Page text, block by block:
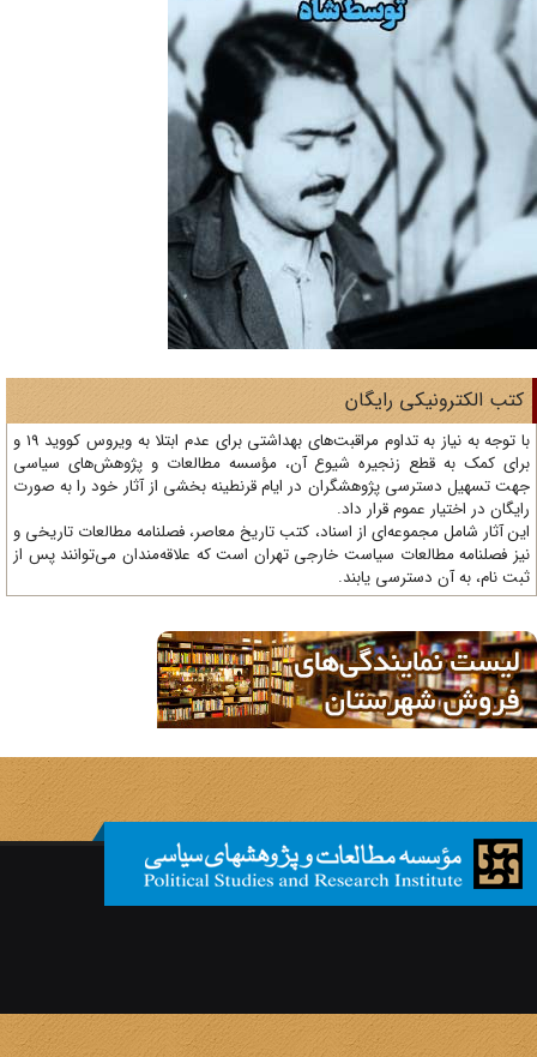
الکترونیکی رایگان
با توجه به نیاز به تداوم مراقبت‌های بهداشتی برای عدم ابتلا به ویروس کووید 19 و
کمک به قطع زنجیره شیوع آن، مؤسسه مطالعات و پژوهش‌های سیاسی
تسهیل دسترسی پژوهشگران در ایام قرنطینه بخشی از آثار خود را به صورت
در اختیار عموم قرار داد.
آثار شامل مجموعه‌ای از اسناد، کتب تاریخ معاصر، فصلنامه‌ مطالعات تاریخی و
فصلنامه مطالعات سیاست خارجی تهران است که علاقه‌مندان می‌توانند پس از
نام، به آن دسترسی یابند.